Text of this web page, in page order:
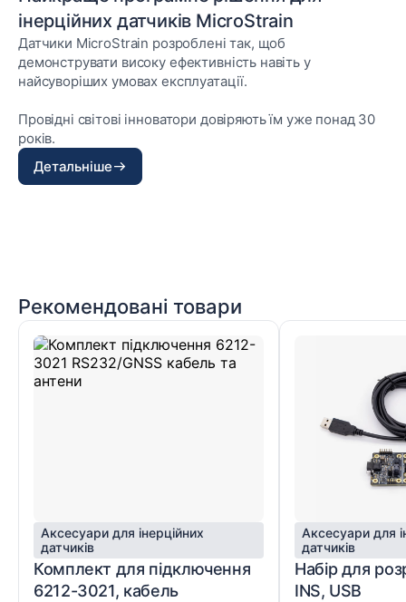
інерційних датчиків MicroStrain
Датчики MicroStrain розроблені так, щоб
демонструвати високу ефективність навіть у
найсуворіших умовах експлуатації.
Провідні світові інноватори довіряють їм уже понад 30
років.
Детальніше
Рекомендовані товари
Аксесуари для інерційних
датчиків
Комплект для підключення
6212-3021, кабель
Аксесуари для
датчиків
Набір для
INS, USB